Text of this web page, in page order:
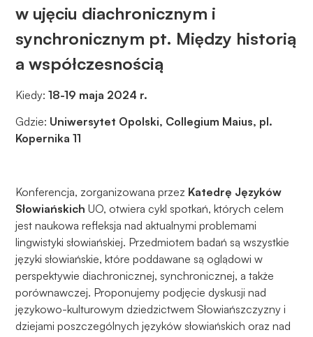
w ujęciu diachronicznym i
synchronicznym pt. Między historią
a współczesnością
Kiedy: 18-19 maja 2024 r.
Gdzie: Uniwersytet Opolski, Collegium Maius, pl.
Kopernika 11
Konferencja, zorganizowana przez Katedrę Języków
Słowiańskich UO, otwiera cykl spotkań, których celem
jest naukowa refleksja nad aktualnymi problemami
lingwistyki słowiańskiej. Przedmiotem badań są wszystkie
języki słowiańskie, które poddawane są oglądowi w
perspektywie diachronicznej, synchronicznej, a także
porównawczej. Proponujemy podjęcie dyskusji nad
językowo-kulturowym dziedzictwem Słowiańszczyzny i
dziejami poszczególnych języków słowiańskich oraz nad